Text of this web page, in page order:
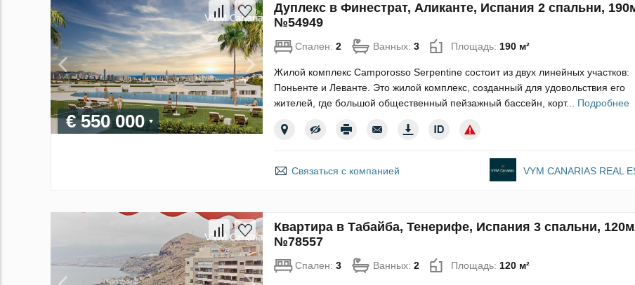
€ 550 000
Дуплекс в Финестрат, Аликанте, Испания 2 спальни,
№54949
Спален: 2 Ванных: 3 Площадь: 190 м²
Жилой комплекс Camporosso Serpentine состоит из двух линейных участков:
Поньенте и Леванте. Это жилой комплекс, созданный для удовольствия его
жителей, где большой общественный пейзажный бассейн, корт... Подробнее
Связаться с компанией VYM CANARIAS REAL
Квартира в Табайба, Тенерифе, Испания 3 спальни,
№78557
Спален: 3 Ванных: 2 Площадь: 120 м²